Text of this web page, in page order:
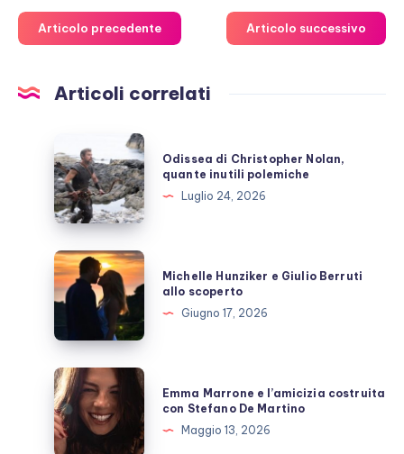
Articolo precedente Articolo successivo
Articoli correlati
di
Christopher
Nolan,
quante
inutili
polemiche
Odissea di Christopher Nolan,
quante inutili polemiche
Luglio 24, 2026
Michelle
Hunziker
e
Berruti
allo
scoperto
Michelle Hunziker e Giulio Berruti
allo scoperto
Giugno 17, 2026
Emma
Marrone
e
l’amicizia
Emma Marrone e l’amicizia costruita
con Stefano De Martino
Maggio 13, 2026